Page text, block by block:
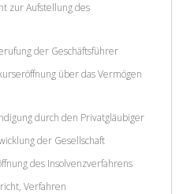
zur Aufstellung des
der Geschäftsführer
über das Vermögen
durch den Privatgläubiger
der Gesellschaft
des Insolvenzverfahrens
Verfahren